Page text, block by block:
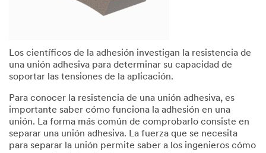
Los científicos de la adhesión investigan la resistencia de
una unión adhesiva para determinar su capacidad de
soportar las tensiones de la aplicación.
Para conocer la resistencia de una unión adhesiva, es
importante saber cómo funciona la adhesión en una
unión. La forma más común de comprobarlo consiste en
separar una unión adhesiva. La fuerza que se necesita
para separar la unión permite saber a los ingenieros cómo